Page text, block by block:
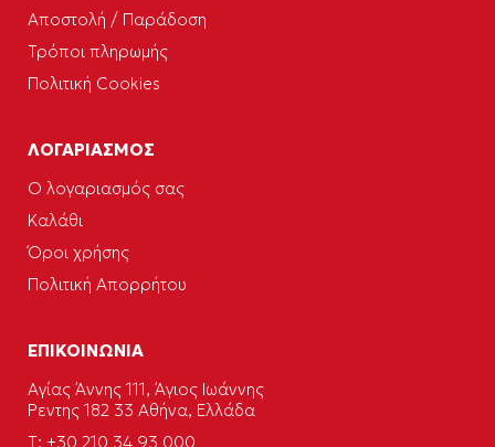
Αποστολή / Παράδοση
Τρόποι πληρωμής
Πολιτική Cookies
ΛΟΓΑΡΙΑΣΜΟΣ
Ο λογαριασμός σας
Καλάθι
Όροι χρήσης
Πολιτική Απορρήτου
ΕΠΙΚΟΙΝΩΝΙΑ
Αγίας Άννης 111, Άγιος Ιωάννης
Ρεντης 182 33 Αθήνα, Ελλάδα
Τ: +30 210 34 93 000